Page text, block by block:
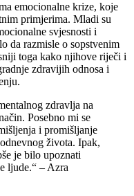
emocionalne krize, koje
primjerima. Mladi su
svjesnosti i
da razmisle o sopstvenim
toga kako njihove riječi i
zdravijih odnosa i
zdravlja na
Posebno mi se
i promišljanje
života. Ipak,
je bilo upoznati
ljude.“ – Azra